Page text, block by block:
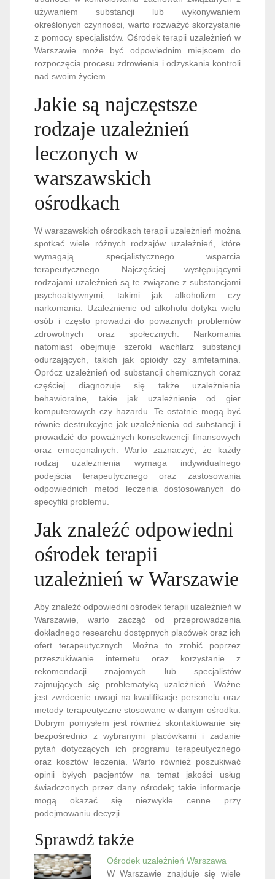
używaniem substancji lub wykonywaniem
określonych czynności, warto rozważyć skorzystanie
z pomocy specjalistów. Ośrodek terapii uzależnień w
Warszawie może być odpowiednim miejscem do
rozpoczęcia procesu zdrowienia i odzyskania kontroli
nad swoim życiem.
Jakie są najczęstsze
rodzaje uzależnień
leczonych w
warszawskich
ośrodkach
W warszawskich ośrodkach terapii uzależnień można
spotkać wiele różnych rodzajów uzależnień, które
wymagają specjalistycznego wsparcia
terapeutycznego. Najczęściej występującymi
rodzajami uzależnień są te związane z substancjami
psychoaktywnymi, takimi jak alkoholizm czy
narkomania. Uzależnienie od alkoholu dotyka wielu
osób i często prowadzi do poważnych problemów
zdrowotnych oraz społecznych. Narkomania
natomiast obejmuje szeroki wachlarz substancji
odurzających, takich jak opioidy czy amfetamina.
Oprócz uzależnień od substancji chemicznych coraz
częściej diagnozuje się także uzależnienia
behawioralne, takie jak uzależnienie od gier
komputerowych czy hazardu. Te ostatnie mogą być
równie destrukcyjne jak uzależnienia od substancji i
prowadzić do poważnych konsekwencji finansowych
oraz emocjonalnych. Warto zaznaczyć, że każdy
rodzaj uzależnienia wymaga indywidualnego
podejścia terapeutycznego oraz zastosowania
odpowiednich metod leczenia dostosowanych do
specyfiki problemu.
Jak znaleźć odpowiedni
ośrodek terapii
uzależnień w Warszawie
Aby znaleźć odpowiedni ośrodek terapii uzależnień w
Warszawie, warto zacząć od przeprowadzenia
dokładnego researchu dostępnych placówek oraz ich
ofert terapeutycznych. Można to zrobić poprzez
przeszukiwanie internetu oraz korzystanie z
rekomendacji znajomych lub specjalistów
zajmujących się problematyką uzależnień. Ważne
jest zwrócenie uwagi na kwalifikacje personelu oraz
metody terapeutyczne stosowane w danym ośrodku.
Dobrym pomysłem jest również skontaktowanie się
bezpośrednio z wybranymi placówkami i zadanie
pytań dotyczących ich programu terapeutycznego
oraz kosztów leczenia. Warto również poszukiwać
opinii byłych pacjentów na temat jakości usług
świadczonych przez dany ośrodek; takie informacje
mogą okazać się niezwykle cenne przy
podejmowaniu decyzji.
Sprawdź także
Ośrodek uzależnień Warszawa
W Warszawie znajduje się wiele